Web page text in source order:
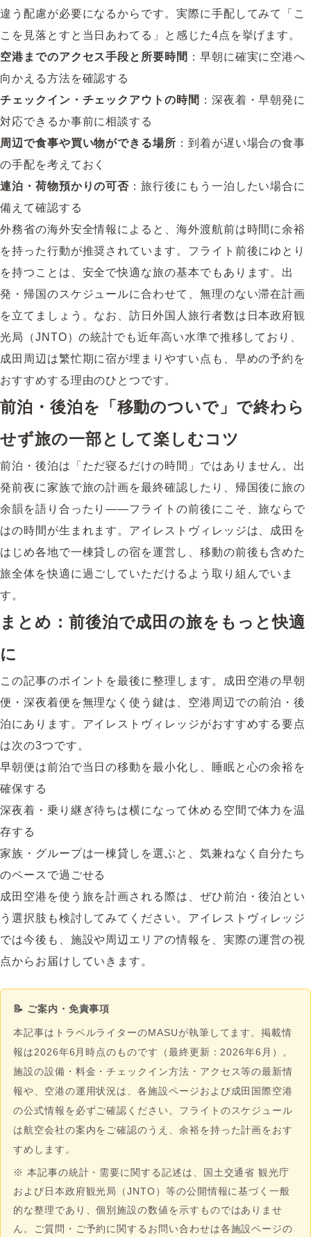
違う配慮が必要になるからです。実際に手配してみて「こ
こを見落とすと当日あわてる」と感じた4点を挙げます。
空港までのアクセス手段と所要時間 ：早朝に確実に空港へ
向かえる方法を確認する
チェックイン・チェックアウトの時間 ：深夜着・早朝発に
対応できるか事前に相談する
周辺で食事や買い物ができる場所 ：到着が遅い場合の食事
の手配を考えておく
連泊・荷物預かりの可否 ：旅行後にもう一泊したい場合に
備えて確認する
外務省の海外安全情報によると、海外渡航前は時間に余裕
を持った行動が推奨されています。フライト前後にゆとり
を持つことは、安全で快適な旅の基本でもあります。出
発・帰国のスケジュールに合わせて、無理のない滞在計画
を立てましょう。なお、訪日外国人旅行者数は日本政府観
光局（JNTO）の統計でも近年高い水準で推移しており、
成田周辺は繁忙期に宿が埋まりやすい点も、早めの予約を
おすすめする理由のひとつです。
前泊・後泊を「移動のついで」で終わら
せず旅の一部として楽しむコツ
前泊・後泊は「ただ寝るだけの時間」ではありません。出
発前夜に家族で旅の計画を最終確認したり、帰国後に旅の
余韻を語り合ったり——フライトの前後にこそ、旅ならで
はの時間が生まれます。アイレストヴィレッジは、成田を
はじめ各地で一棟貸しの宿を運営し、移動の前後も含めた
旅全体を快適に過ごしていただけるよう取り組んでいま
す。
まとめ：前後泊で成田の旅をもっと快適
に
この記事のポイントを最後に整理します。成田空港の早朝
便・深夜着便を無理なく使う鍵は、空港周辺での前泊・後
泊にあります。アイレストヴィレッジがおすすめする要点
は次の3つです。
早朝便は前泊で当日の移動を最小化し、睡眠と心の余裕を
確保する
深夜着・乗り継ぎ待ちは横になって休める空間で体力を温
存する
家族・グループは一棟貸しを選ぶと、気兼ねなく自分たち
のペースで過ごせる
成田空港を使う旅を計画される際は、ぜひ前泊・後泊とい
う選択肢も検討してみてください。アイレストヴィレッジ
では今後も、施設や周辺エリアの情報を、実際の運営の視
点からお届けしていきます。
📝 ご案内・免責事項
本記事はトラベルライターのMASUが執筆してます。掲載情
報は2026年6月時点のものです（最終更新：2026年6月）。
施設の設備・料金・チェックイン方法・アクセス等の最新情
報や、空港の運用状況は、各施設ページおよび成田国際空港
の公式情報を必ずご確認ください。フライトのスケジュール
は航空会社の案内をご確認のうえ、余裕を持った計画をおす
すめします。
※ 本記事の統計・需要に関する記述は、国土交通省 観光庁
および日本政府観光局（JNTO）等の公開情報に基づく一般
的な整理であり、個別施設の数値を示すものではありませ
ん。ご質問・ご予約に関するお問い合わせは各施設ページの